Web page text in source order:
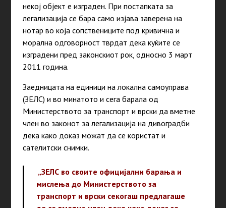
некој објект е изграден. При постапката за
легализација се бара само изјава заверена на
нотар во која сопствениците под кривична и
морална одговорност тврдат дека куќите се
изградени пред законскиот рок, односно 3 март
2011 година.
Заедницата на единици на локална самоуправа
(ЗЕЛС) и во минатото и сега барала од
Министерството за транспорт и врски да вметне
член во законот за легализација на дивоградби
дека како доказ можат да се користат и
сателитски снимки.
„ЗЕЛС во своите официјални барања и
мислења до Министерството за
транспорт и врски секогаш предлагаше